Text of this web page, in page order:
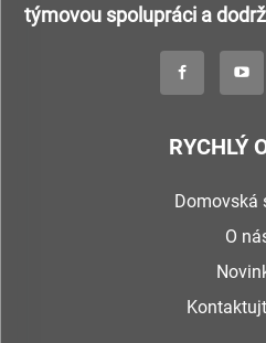
týmovou spolupráci a
RYCHLÝ
Domovská
O